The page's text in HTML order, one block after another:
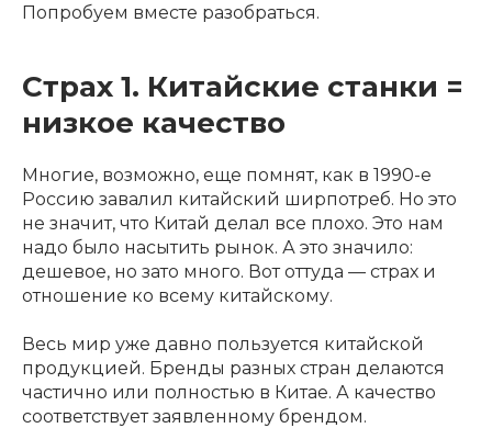
Попробуем вместе разобраться.
Страх 1. Китайские станки =
низкое качество
Многие, возможно, еще помнят, как в 1990-е
Россию завалил китайский ширпотреб. Но это
не значит, что Китай делал все плохо. Это нам
надо было насытить рынок. А это значило:
дешевое, но зато много. Вот оттуда — страх и
отношение ко всему китайскому.
Весь мир уже давно пользуется китайской
продукцией. Бренды разных стран делаются
частично или полностью в Китае. А качество
соответствует заявленному брендом.